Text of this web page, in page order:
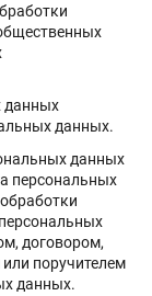
данных
данных.
данных
персональных
договором,
поручителем
данных.